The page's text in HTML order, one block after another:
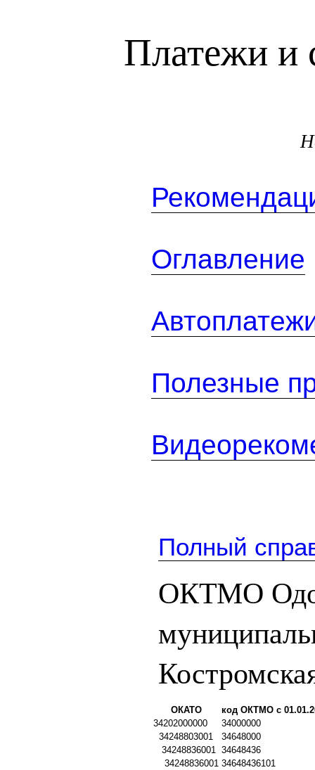
Платежи и
Оглавление
Полезные
Полный
ОКТМО
ОКАТО
код ОКТМО с
34202000000
34000000
34248803001
34648000
34248836001 34648436
34248836001 34648436101